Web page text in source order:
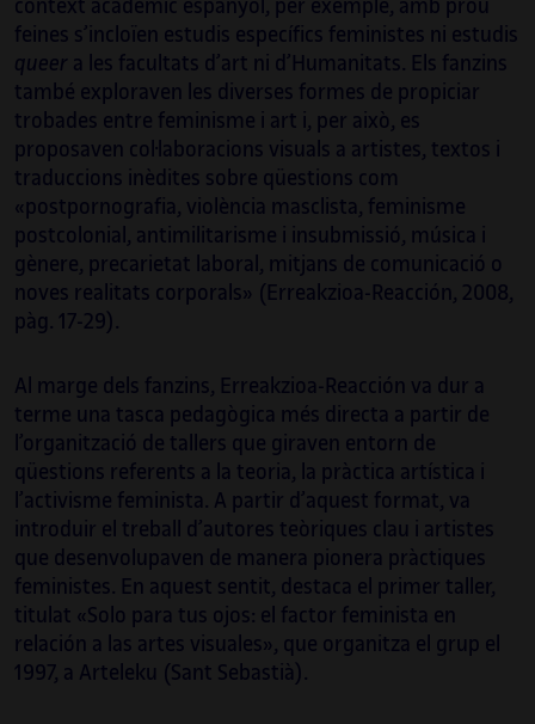
context acadèmic espanyol, per exemple, amb prou
feines s’incloïen estudis específics feministes ni estudis
queer a les facultats d’art ni d’Humanitats. Els fanzins
també exploraven les diverses formes de propiciar
trobades entre feminisme i art i, per això, es
proposaven col·laboracions visuals a artistes, textos i
traduccions inèdites sobre qüestions com
«postpornografia, violència masclista, feminisme
postcolonial, antimilitarisme i insubmissió, música i
gènere, precarietat laboral, mitjans de comunicació o
noves realitats corporals» (Erreakzioa-Reacción, 2008,
pàg. 17-29).
Al marge dels fanzins, Erreakzioa-Reacción va dur a
terme una tasca pedagògica més directa a partir de
l’organització de tallers que giraven entorn de
qüestions referents a la teoria, la pràctica artística i
l’activisme feminista. A partir d’aquest format, va
introduir el treball d’autores teòriques clau i artistes
que desenvolupaven de manera pionera pràctiques
feministes. En aquest sentit, destaca el primer taller,
titulat «Solo para tus ojos: el factor feminista en
relación a las artes visuales», que organitza el grup el
1997, a Arteleku (Sant Sebastià).